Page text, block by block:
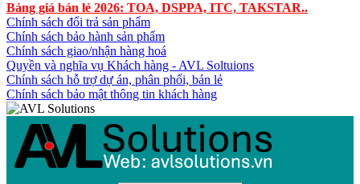
Bảng giá bán lẻ 2026: TOA, DSPPA, ITC, TAKSTAR..
Chính sách đổi trả sản phẩm
Chính sách bảo hành sản phẩm
Chính sách giao/nhận hàng hoá
Quyền và nghĩa vụ Khách hàng - AVL Soltuions
Chính sách hỗ trợ dự án, phân phối, bán lẻ
Chính sách bảo mật thông tin khách hàng